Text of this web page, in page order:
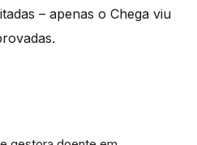
– apenas o Chega viu